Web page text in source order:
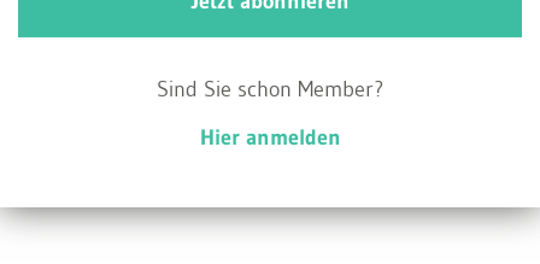
Sind Sie schon Member?
Hier anmelden